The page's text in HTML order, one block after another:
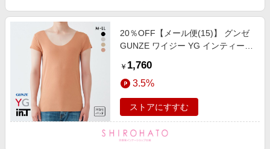
20％OFF【メール便(15)】 グンゼ
GUNZE ワイジー YG インティー
ッド付 後ろ丈長め クルーネック ボ
ートネック対応
￥ 1,760
3.5%
ストアにすすむ